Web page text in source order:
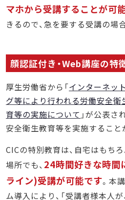
マホから受講することが可
きるので、急を要する受講の場
顔認証付き・Web講座の特
厚生労働省から「インターネッ
グ等により行われる労働安全
育等の実施について 」が公表さ
安全衛生教育等を実施すること
CICの特別教育は、自宅はもち
場所でも、 24時間好きな時
ライン)受講が可能です。本
ム導入により、「受講者様本人